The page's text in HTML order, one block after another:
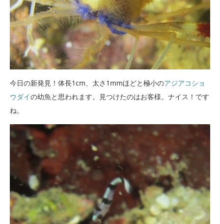
今日の新発見！体長1cm、太さ1mmほどと極小のアジアコショ
ウダイの幼魚と思われます。見つけたのはお客様。ナイス！です
ね。